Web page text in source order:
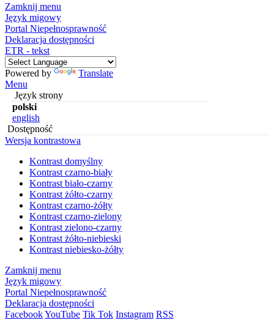
Zamknij menu
Język migowy
Portal Niepełnosprawność
Deklaracja dostępności
ETR - tekst
Powered by
Translate
Menu
Język strony
polski
english
Dostępność
Wersja kontrastowa
Kontrast domyślny
Kontrast czarno-biały
Kontrast biało-czarny
Kontrast żółto-czarny
Kontrast czarno-żółty
Kontrast czarno-zielony
Kontrast zielono-czarny
Kontrast żółto-niebieski
Kontrast niebiesko-żółty
Zamknij menu
Język migowy
Portal Niepełnosprawność
Deklaracja dostępności
FacebookYouTube Tik Tok Instagram RSS